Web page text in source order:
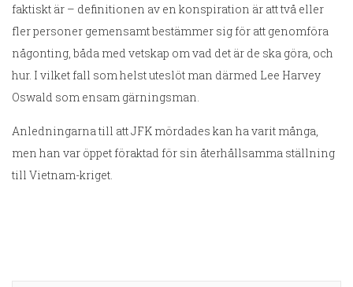
faktiskt är – definitionen av en konspiration är att två eller
fler personer gemensamt bestämmer sig för att genomföra
någonting, båda med vetskap om vad det är de ska göra, och
hur. I vilket fall som helst uteslöt man därmed Lee Harvey
Oswald som ensam gärningsman.
Anledningarna till att JFK mördades kan ha varit många,
men han var öppet föraktad för sin återhållsamma ställning
till Vietnam-kriget.